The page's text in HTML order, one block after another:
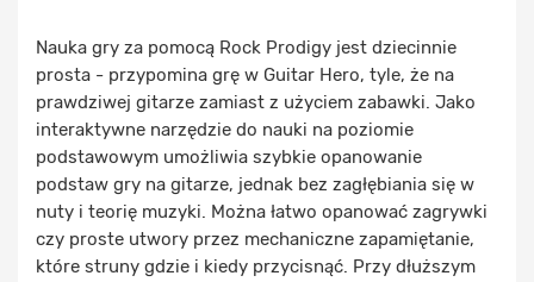
Nauka gry za pomocą Rock Prodigy jest dziecinnie
prosta - przypomina grę w Guitar Hero, tyle, że na
prawdziwej gitarze zamiast z użyciem zabawki. Jako
interaktywne narzędzie do nauki na poziomie
podstawowym umożliwia szybkie opanowanie
podstaw gry na gitarze, jednak bez zagłębiania się w
nuty i teorię muzyki. Można łatwo opanować zagrywki
czy proste utwory przez mechaniczne zapamiętanie,
które struny gdzie i kiedy przycisnąć. Przy dłuższym